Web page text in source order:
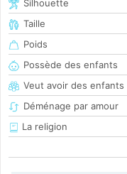
Silhouette
Taille
Poids
Possède des enfants
Veut avoir des enfants
Déménage par amour
La religion